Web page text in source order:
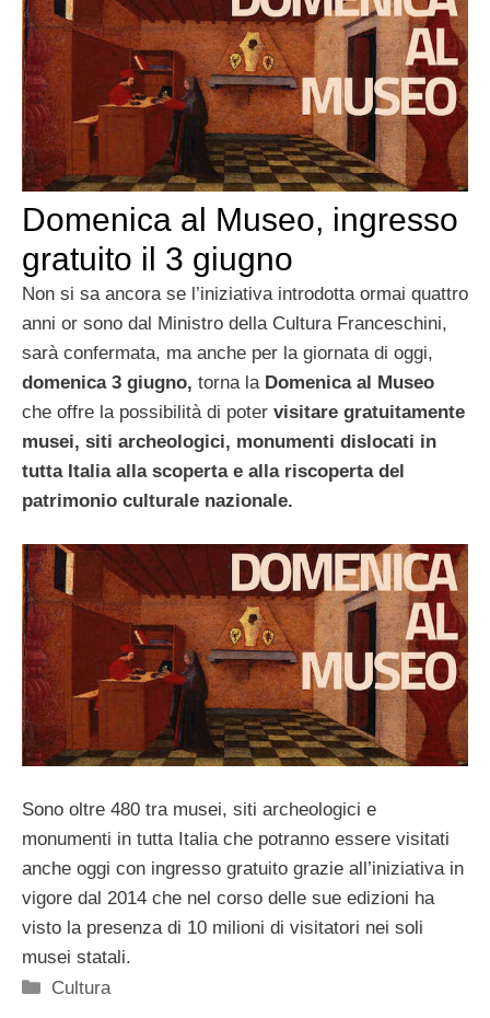
Domenica al Museo, ingresso
gratuito il 3 giugno
Non si sa ancora se l’iniziativa introdotta ormai quattro
anni or sono dal Ministro della Cultura Franceschini,
sarà confermata, ma anche per la giornata di oggi,
domenica 3 giugno, torna la Domenica al Museo
che offre la possibilità di poter visitare gratuitamente
musei, siti archeologici, monumenti dislocati in
tutta Italia alla scoperta e alla riscoperta del
patrimonio culturale nazionale.
Sono oltre 480 tra musei, siti archeologici e
monumenti in tutta Italia che potranno essere visitati
anche oggi con ingresso gratuito grazie all’iniziativa in
vigore dal 2014 che nel corso delle sue edizioni ha
visto la presenza di 10 milioni di visitatori nei soli
musei statali.
Categorie
Cultura